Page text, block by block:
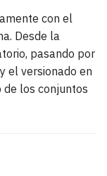
con el
Desde la
pasando por
y el versionado en
de los conjuntos